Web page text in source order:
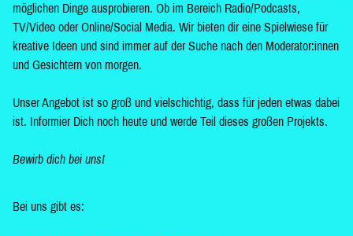
möglichen Dinge ausprobieren. Ob im Bereich Radio/Podcasts,
TV/Video oder Online/Social Media. Wir bieten dir eine Spielwiese für
kreative Ideen und sind immer auf der Suche nach den Moderator:innen
und Gesichtern von morgen.
Unser Angebot ist so groß und vielschichtig, dass für jeden etwas dabei
ist. Informier Dich noch heute und werde Teil dieses großen Projekts.
Bewirb dich bei uns!
Bei uns gibt es: